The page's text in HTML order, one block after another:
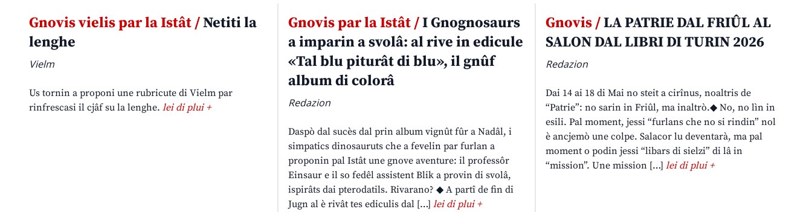
Gnovis vielis par la Istât /Netiti la
lenghe
Vielm
Us tornin a proponi une rubricute di Vielm par
rinfrescasi il cjâf su la lenghe. lei di plui +
Gnovis par la Istât /I Gnognosaurs
a imparin a svolâ: al rive in edicule
«Tal blu piturât di blu», il gnûf
album di colorâ
Redazion
Daspò dal sucès dal prin album vignût fûr a Nadâl, i
simpatics dinosauruts che a fevelin par furlan a
proponin pal Istât une gnove aventure: il professôr
Einsaur e il so fedêl assistent Blik a provin di svolâ,
ispirâts dai pterodatils. Rivarano? ◆ A partî de fin di
Jugn al è rivât tes ediculis dal […] lei di plui +
Gnovis /LA PATRIE DAL FRIÛL AL
SALON DAL LIBRI DI TURIN 2026
Redazion
Dai 14 ai 18 di Mai no steit a cirînus, noaltris de
“Patrie”: no sarin in Friûl, ma inaltrò.◆ No, no lìn in
esili. Pal moment, jessi “furlans che no si rindin” nol
è ancjemò une colpe. Salacor lu deventarà, ma pal
moment o podin jessi “libars di sielzi” di lâ in
“mission”. Une mission […]lei di plui +